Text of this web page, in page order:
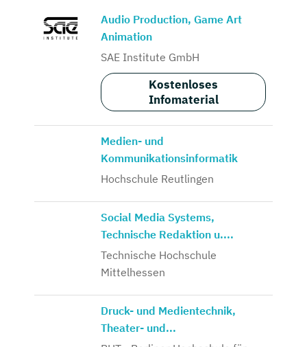
Audio Production, Game Art
Animation
SAE Institute GmbH
Kostenloses
Infomaterial
Medien- und
Kommunikationsinformatik
Hochschule Reutlingen
Social Media Systems,
Technische Redaktion u....
Technische Hochschule
Mittelhessen
Druck- und Medientechnik,
Theater- und...